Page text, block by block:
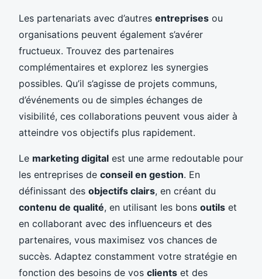
Les partenariats avec d’autres entreprises ou
organisations peuvent également s’avérer
fructueux. Trouvez des partenaires
complémentaires et explorez les synergies
possibles. Qu’il s’agisse de projets communs,
d’événements ou de simples échanges de
visibilité, ces collaborations peuvent vous aider à
atteindre vos objectifs plus rapidement.
Le marketing digital est une arme redoutable pour
les entreprises de conseil en gestion. En
définissant des objectifs clairs, en créant du
contenu de qualité, en utilisant les bons outils et
en collaborant avec des influenceurs et des
partenaires, vous maximisez vos chances de
succès. Adaptez constamment votre stratégie en
fonction des besoins de vos clients et des